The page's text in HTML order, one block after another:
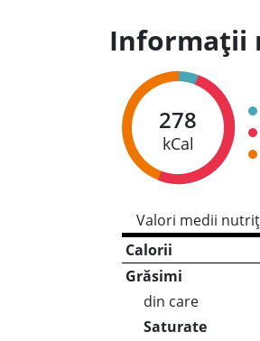
Informații
278
kCal
Valori medii
Calorii
Grăsimi
din care
Saturate